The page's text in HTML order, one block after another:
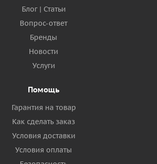
Блог | Статьи
Вопрос-ответ
Бренды
Новости
Услуги
Помощь
Гарантия на товар
Как сделать заказ
Условия доставки
Условия оплаты